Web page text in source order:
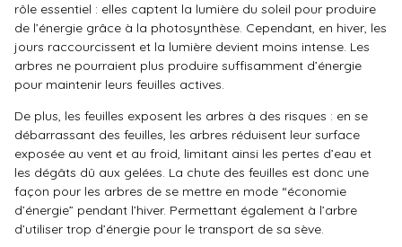
rôle essentiel : elles captent la lumière du soleil pour produire
de l’énergie grâce à la photosynthèse. Cependant, en hiver, les
jours raccourcissent et la lumière devient moins intense. Les
arbres ne pourraient plus produire suffisamment d’énergie
pour maintenir leurs feuilles actives.
De plus, les feuilles exposent les arbres à des risques : en se
débarrassant des feuilles, les arbres réduisent leur surface
exposée au vent et au froid, limitant ainsi les pertes d’eau et
les dégâts dû aux gelées. La chute des feuilles est donc une
façon pour les arbres de se mettre en mode “économie
d’énergie” pendant l’hiver. Permettant également à l’arbre
d’utiliser trop d’énergie pour le transport de sa sève.